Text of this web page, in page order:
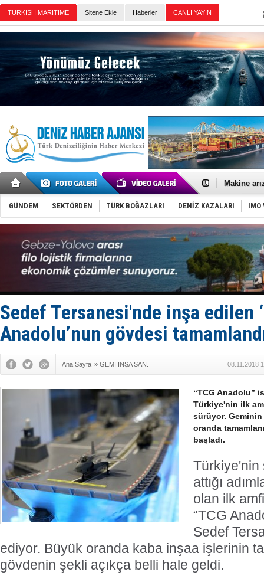
Sitene Ekle Haberler
İran
Uzmanlar
Makine
Dron
'REGAL 1'
Gemide 5
Yakıt
Rus
Tatil
Rusya,
Enejota
Denizcilik
GÜNDEM SEKTÖRDEN TÜRK BOĞAZLARI DENİZ KAZALARI IMO
Sedef Tersanesi'nde inşa edilen
Anadolu’nun gövdesi
Ana Sayfa » GEMİ İNŞA SAN. 08.11.2018
“TCG Anadolu”
Türkiye'nin ilk
sürüyor.
oranda
başladı.
Türkiye'nin
attığı
olan ilk
“TCG
Sedef
ediyor. Büyük oranda kaba inşaa işlerinin
gövdenin şekli açıkça belli hale geldi.